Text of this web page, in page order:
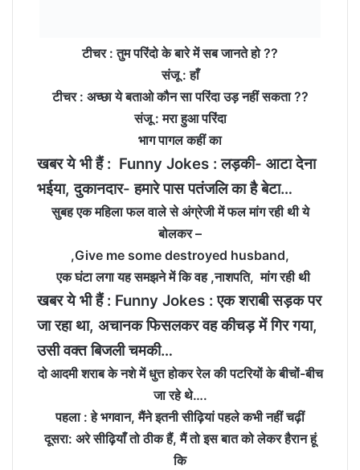
टीचर : तुम परिंदो के बारे में सब जानते हो ??
संजू : हाँ
टीचर : अच्छा ये बताओ कौन सा परिंदा उड़ नहीं सकता ??
संजू : मरा हुआ परिंदा
भाग पागल कहीं का
खबर ये भी हैं : Funny Jokes : लड़की- आटा देना
भईया, दुकानदार- हमारे पास पतंजलि का है बेटा…
सुबह एक महिला फल वाले से अंग्रेजी में फल मांग रही थी ये
बोलकर –
,Give me some destroyed husband,
एक घंटा लगा यह समझने में कि वह ,नाशपति, मांग रही थी
खबर ये भी हैं : Funny Jokes : एक शराबी सड़क पर
जा रहा था, अचानक फिसलकर वह कीचड़ में गिर गया,
उसी वक्त बिजली चमकी…
दो आदमी शराब के नशे में धुत्त होकर रेल की पटरियों के बीचों-बीच
जा रहे थे….
पहला : हे भगवान, मैंने इतनी सीढ़ियां पहले कभी नहीं चढ़ीं
दूसरा: अरे सीढ़ियाँ तो ठीक हैं, मैं तो इस बात को लेकर हैरान हूं
कि